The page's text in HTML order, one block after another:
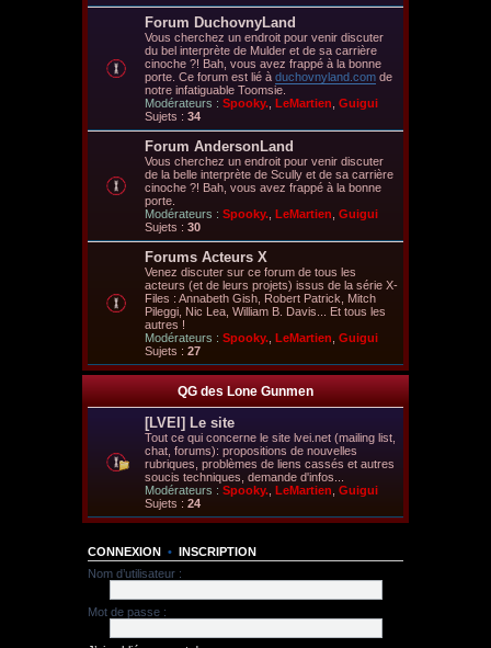
Forum DuchovnyLand
Vous cherchez un endroit pour venir discuter
du bel interprète de Mulder et de sa carrière
cinoche ?! Bah, vous avez frappé à la bonne
porte. Ce forum est lié à duchovnyland.com de
notre infatiguable Toomsie.
Modérateurs : Spooky. LeMartien Guigui
Sujets : 34
Forum AndersonLand
Vous cherchez un endroit pour venir discuter
de la belle interprète de Scully et de sa carrière
cinoche ?! Bah, vous avez frappé à la bonne
porte.
Modérateurs : Spooky. LeMartien Guigui
Sujets : 30
Forums Acteurs X
Venez discuter sur ce forum de tous les
acteurs (et de leurs projets) issus de la série X-
Files : Annabeth Gish, Robert Patrick, Mitch
Pileggi, Nic Lea, William B. Davis... Et tous les
autres !
Modérateurs : Spooky. LeMartien Guigui
Sujets : 27
QG des Lone Gunmen
[LVEI] Le site
Tout ce qui concerne le site lvei.net (mailing list,
chat, forums): propositions de nouvelles
rubriques, problèmes de liens cassés et autres
soucis techniques, demande d'infos...
Modérateurs : Spooky. LeMartien Guigui
Sujets : 24
CONNEXION • INSCRIPTION
Nom d’utilisateur :
Mot de passe :